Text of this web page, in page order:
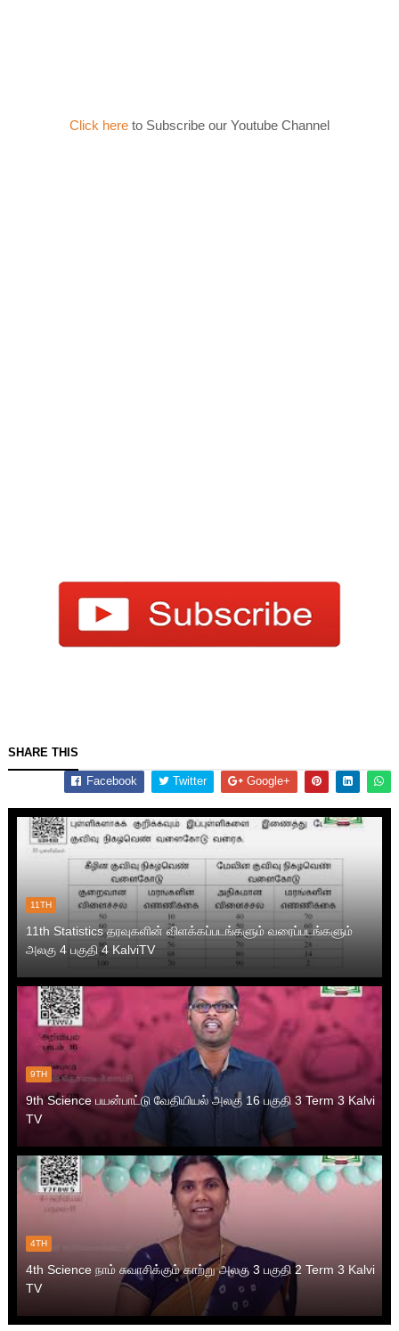
Click here to Subscribe our Youtube Channel
SHARE THIS
Facebook Twitter Google+
11TH
11th Statistics தரவுகளின் விளக்கப்படங்களும் வரைப்படங்களும்
அலகு 4 பகுதி 4 KalviTV
9TH
9th Science பயன்பாட்டு வேதியியல் அலகு 16 பகுதி 3 Term 3 Kalvi
TV
4TH
4th Science நாம் சுவாசிக்கும் காற்று அலகு 3 பகுதி 2 Term 3 Kalvi
TV